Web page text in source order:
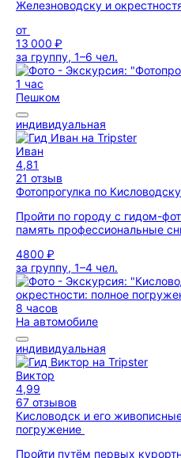
Железноводску и
от
13 000 ₽
за группу, 1–6 чел.
1 час
Пешком
индивидуальная
Иван
4,81
21 отзыв
Фотопрогулка по Кисловодску
Пройти по городу с гидом-
память профессиональные
4800 ₽
за группу, 1–4 чел.
8 часов
На автомобиле
индивидуальная
Виктор
4,99
67 отзывов
Кисловодск и его
погружение
Пройти путём первых